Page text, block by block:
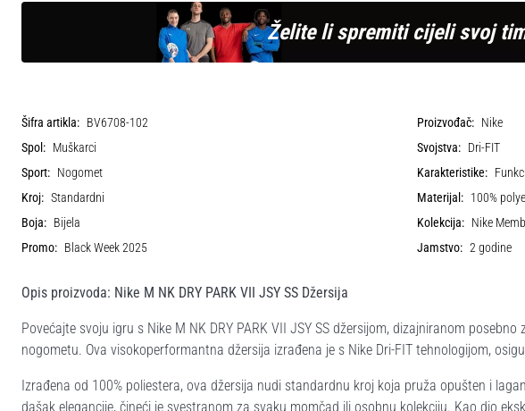
Želite li spremiti cijeli svoj
Šifra artikla: BV6708-102 Proizvođač: Nike
Spol: Muškarci Svojstva: Dri-FIT
Sport: Nogomet Karakteristike:
Kroj: Standardni Materijal: 100%
Boja: Bijela Kolekcija: Nike
Promo: Black Week 2025 Jamstvo: 2 godine
Opis proizvoda: Nike M NK DRY PARK VII JSY SS Džersija
Povećajte svoju igru s Nike M NK DRY PARK VII JSY SS džersijom, dizajniranom
nogometu. Ova visokoperformantna džersija izrađena je s Nike Dri-FIT tehnologijom,
Izrađena od 100% poliestera, ova džersija nudi standardnu kroj koja pruža opušten i
dašak elegancije, čineći je svestranom za svaku momčad ili osobnu kolekciju. Kao dio